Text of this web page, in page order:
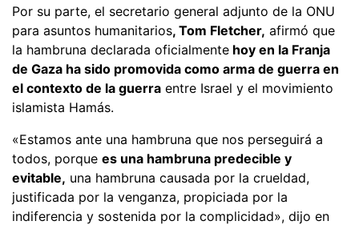
Por su parte, el secretario general adjunto de la ONU
para asuntos humanitarios, Tom Fletcher, afirmó que
la hambruna declarada oficialmente hoy en la Franja
de Gaza ha sido promovida como arma de guerra en
el contexto de la guerra entre Israel y el movimiento
islamista Hamás.
«Estamos ante una hambruna que nos perseguirá a
todos, porque es una hambruna predecible y
evitable, una hambruna causada por la crueldad,
justificada por la venganza, propiciada por la
indiferencia y sostenida por la complicidad», dijo en